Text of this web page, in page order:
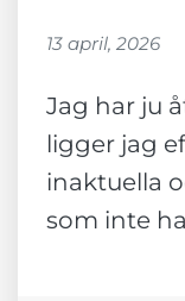
13 april, 2026
Jag har ju
ligger jag
inaktuella
som inte